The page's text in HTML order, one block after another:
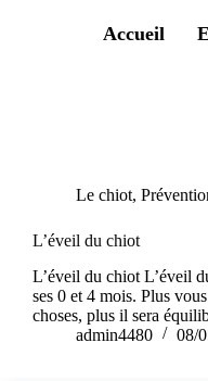
Accueil
Le chiot,
L’éveil du chiot
L’éveil du chiot L’éveil
ses 0 et 4 mois. Plus
choses, plus il sera
admin4480
08/